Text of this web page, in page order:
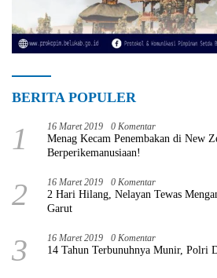
BERITA POPULER
1 16 Maret 2019 0 Komentar
Menag Kecam Penembakan di New
Berperikemanusiaan!
2 16 Maret 2019 0 Komentar
2 Hari Hilang, Nelayan Tewas
Garut
3 16 Maret 2019 0 Komentar
14 Tahun Terbunuhnya Munir, Polri